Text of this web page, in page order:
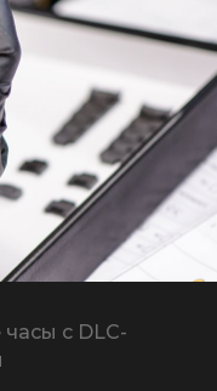
с DLC-